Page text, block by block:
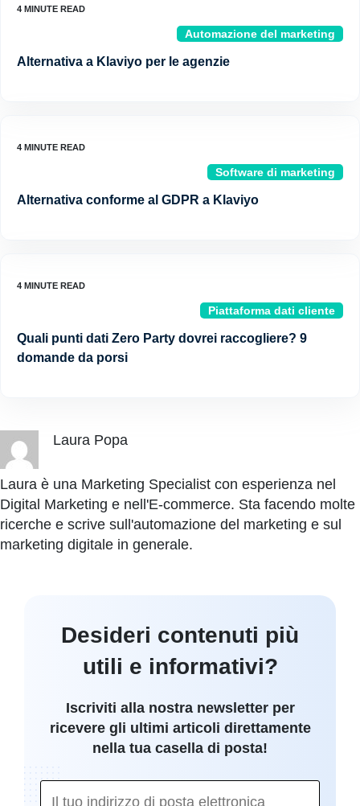
Automazione del marketing
Alternativa a Klaviyo per le agenzie
Software di marketing
Alternativa conforme al GDPR a Klaviyo
Piattaforma dati cliente
Quali punti dati Zero Party dovrei raccogliere? 9
domande da porsi
Laura Popa
Laura è una Marketing Specialist con esperienza nel
Digital Marketing e nell'E-commerce. Sta facendo molte
ricerche e scrive sull'automazione del marketing e sul
marketing digitale in generale.
Desideri contenuti più
utili e informativi?
Iscriviti alla nostra newsletter per
ricevere gli ultimi articoli direttamente
nella tua casella di posta!